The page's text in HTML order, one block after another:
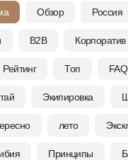
Обзор Россия
B2B Корпоратив
Рейтинг Топ FAQ
Экипировка
лето
Принципы